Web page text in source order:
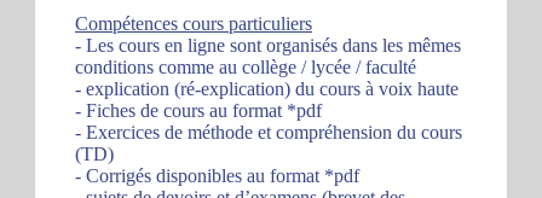
Compétences cours particuliers
- Les cours en ligne sont organisés dans les mêmes
conditions comme au collège / lycée / faculté
- explication (ré-explication) du cours à voix haute
- Fiches de cours au format *pdf
- Exercices de méthode et compréhension du cours
(TD)
- Corrigés disponibles au format *pdf